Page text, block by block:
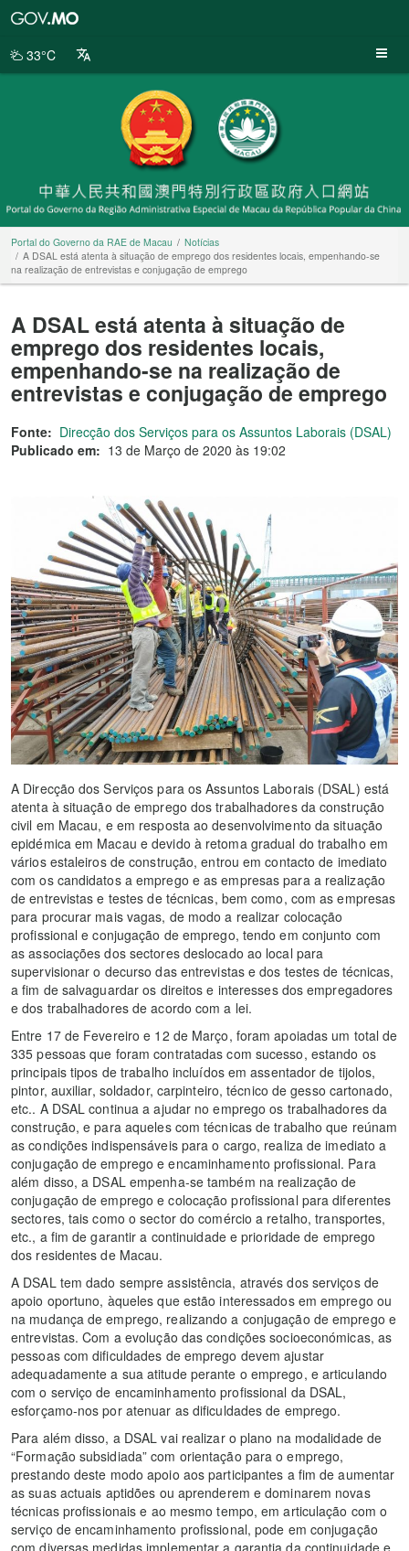
da
33°C
Portal do Governo da RAE de Macau
Notícias
A DSAL está atenta à situação de emprego dos residentes locais, empenhando-se
na realização de entrevistas e conjugação de emprego
A DSAL está atenta à situação de
emprego dos residentes locais,
empenhando-se na realização de
entrevistas e conjugação de emprego
Fonte: Direcção dos Serviços para os Assuntos Laborais (DSAL)
Publicado em: 13 de Março de 2020 às 19:02
A Direcção dos Serviços para os Assuntos Laborais (DSAL) está
atenta à situação de emprego dos trabalhadores da construção
civil em Macau, e em resposta ao desenvolvimento da situação
epidémica em Macau e devido à retoma gradual do trabalho em
vários estaleiros de construção, entrou em contacto de imediato
com os candidatos a emprego e as empresas para a realização
de entrevistas e testes de técnicas, bem como, com as empresas
para procurar mais vagas, de modo a realizar colocação
profissional e conjugação de emprego, tendo em conjunto com
as associações dos sectores deslocado ao local para
supervisionar o decurso das entrevistas e dos testes de técnicas,
a fim de salvaguardar os direitos e interesses dos empregadores
e dos trabalhadores de acordo com a lei.
Entre 17 de Fevereiro e 12 de Março, foram apoiadas um total de
335 pessoas que foram contratadas com sucesso, estando os
principais tipos de trabalho incluídos em assentador de tijolos,
pintor, auxiliar, soldador, carpinteiro, técnico de gesso cartonado,
etc.. A DSAL continua a ajudar no emprego os trabalhadores da
construção, e para aqueles com técnicas de trabalho que reúnam
as condições indispensáveis para o cargo, realiza de imediato a
conjugação de emprego e encaminhamento profissional. Para
além disso, a DSAL empenha-se também na realização de
conjugação de emprego e colocação profissional para diferentes
sectores, tais como o sector do comércio a retalho, transportes,
etc., a fim de garantir a continuidade e prioridade de emprego
dos residentes de Macau.
A DSAL tem dado sempre assistência, através dos serviços de
apoio oportuno, àqueles que estão interessados em emprego ou
na mudança de emprego, realizando a conjugação de emprego e
entrevistas. Com a evolução das condições socioeconómicas, as
pessoas com dificuldades de emprego devem ajustar
adequadamente a sua atitude perante o emprego, e articulando
com o serviço de encaminhamento profissional da DSAL,
esforçamo-nos por atenuar as dificuldades de emprego.
Para além disso, a DSAL vai realizar o plano na modalidade de
“Formação subsidiada” com orientação para o emprego,
prestando deste modo apoio aos participantes a fim de aumentar
as suas actuais aptidões ou aprenderem e dominarem novas
técnicas profissionais e ao mesmo tempo, em articulação com o
serviço de encaminhamento profissional, pode em conjugação